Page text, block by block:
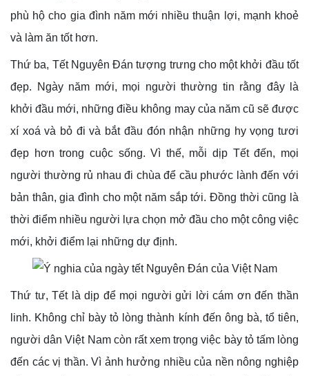
phù hộ cho gia đình năm mới nhiều thuận lợi, mạnh khoẻ
và làm ăn tốt hơn.
Thứ ba, Tết Nguyên Đán tượng trưng cho một khởi đầu tốt
đẹp. Ngày năm mới, mọi người thường tin rằng đây là
khởi đầu mới, những điều không may của năm cũ sẽ được
xí xoá và bỏ đi và bắt đầu đón nhận những hy vọng tươi
đẹp hơn trong cuộc sống. Vì thế, mỗi dịp Tết đến, mọi
người thường rủ nhau đi chùa để cầu phước lành đến với
bản thân, gia đình cho một năm sắp tới. Đồng thời cũng là
thời điểm nhiều người lựa chọn mở đầu cho một công việc
mới, khởi điểm lại những dự định.
Thứ tư, Tết là dịp để mọi người gửi lời cám ơn đến thần
linh. Không chỉ bày tỏ lòng thành kính đến ông bà, tổ tiên,
người dân Việt Nam còn rất xem trọng việc bày tỏ tấm lòng
đến các vị thần. Vì ảnh hưởng nhiều của nền nông nghiệp